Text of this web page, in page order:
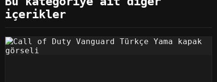
içerikler